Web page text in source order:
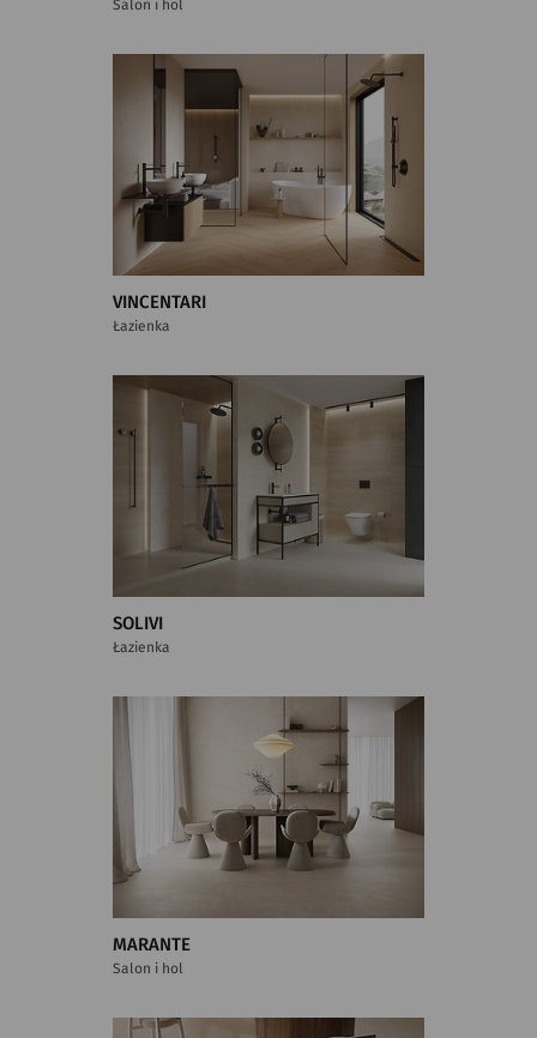
Salon i hol
VINCENTARI
Łazienka
SOLIVI
Łazienka
MARANTE
Salon i hol